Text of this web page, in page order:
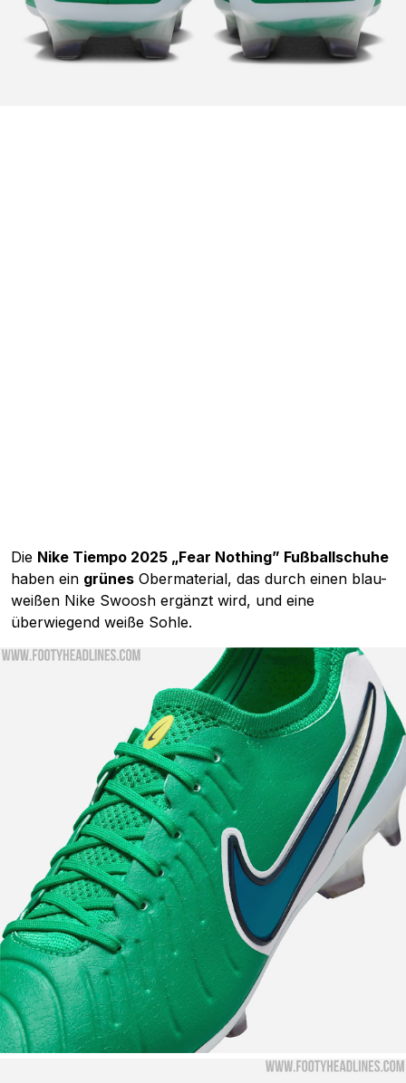
Die Nike Tiempo 2025 „Fear Nothing” Fußballschuhe
haben ein grünes Obermaterial, das durch einen blau-
weißen Nike Swoosh ergänzt wird, und eine
überwiegend weiße Sohle.